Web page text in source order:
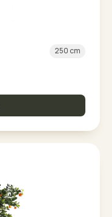
250 cm